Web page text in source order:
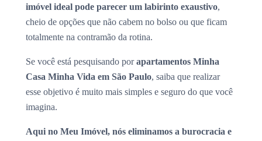
imóvel ideal pode parecer um labirinto exaustivo,
cheio de opções que não cabem no bolso ou que ficam
totalmente na contramão da rotina.
Se você está pesquisando porapartamentos Minha
Casa Minha Vida em São Paulo, saiba que realizar
esse objetivo é muito mais simples e seguro do que você
imagina.
Aqui no Meu Imóvel, nós eliminamos a burocracia e